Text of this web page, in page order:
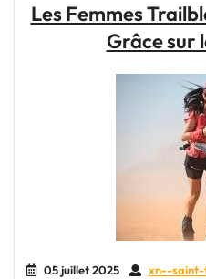
Les Femmes
Grâce sur
05 juillet 2025 xn--